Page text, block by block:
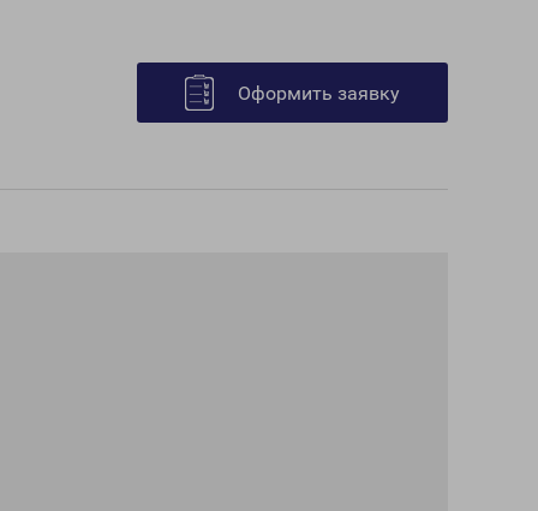
Оформить заявку